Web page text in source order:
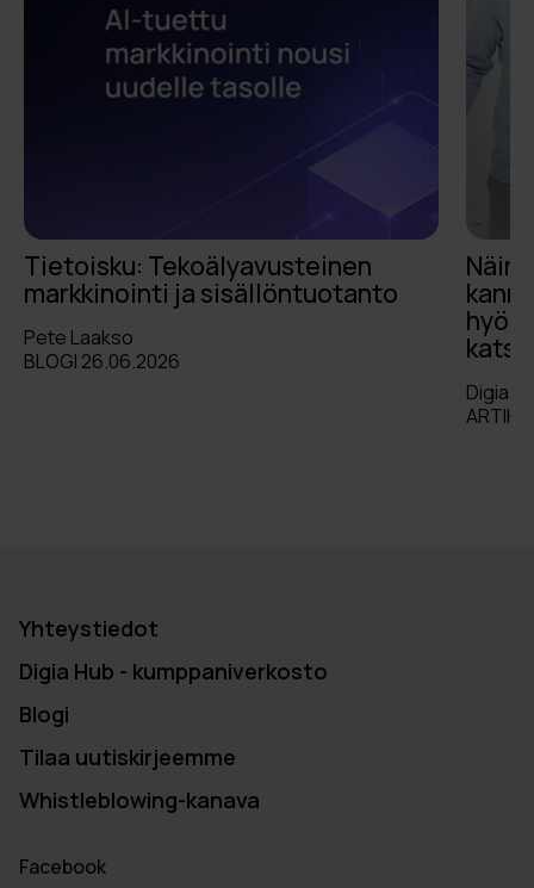
Tietoisku: Tekoälyavusteinen
markkinointi ja sisällöntuotanto
Pete Laakso
BLOGI 26.06.2026
Näin
Digia
Yhteystiedot
Digia Hub - kumppaniverkosto
Blogi
Tilaa uutiskirjeemme
Whistleblowing-kanava
Facebook